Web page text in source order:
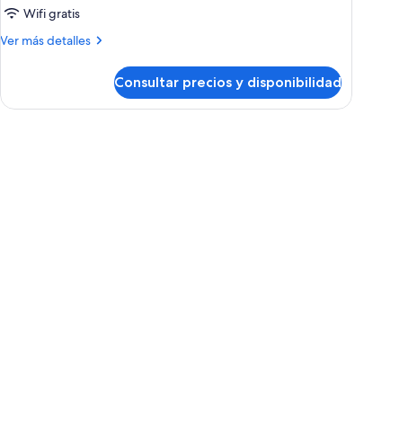
Wifi gratis
Ver más detalles
Más
Consultar precios y disponibilidad